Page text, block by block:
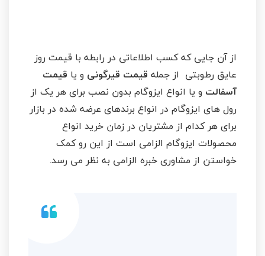
از آن جایی که کسب اطلاعاتی در رابطه با قیمت روز
عایق رطوبتی از جمله قیمت قیرگونی و یا قیمت
آسفالت و یا انواع ایزوگام بدون نصب برای هر یک از
رول های ایزوگام در انواع برندهای عرضه شده در بازار
برای هر کدام از مشتریان در زمان خرید انواع
محصولات ایزوگام الزامی است از این رو کمک
خواستن از مشاوری خبره الزامی به نظر می رسد.